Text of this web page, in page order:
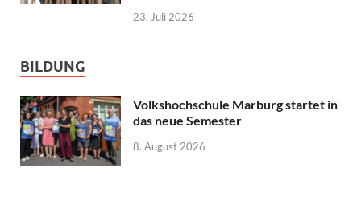
23. Juli 2026
BILDUNG
Volkshochschule Marburg startet in
das neue Semester
8. August 2026